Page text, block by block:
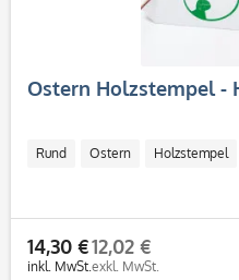
Ostern Holzstempel -
Rund Ostern Holzstempel
14,30 €
inkl. MwSt.
12,02 €
exkl. MwSt.